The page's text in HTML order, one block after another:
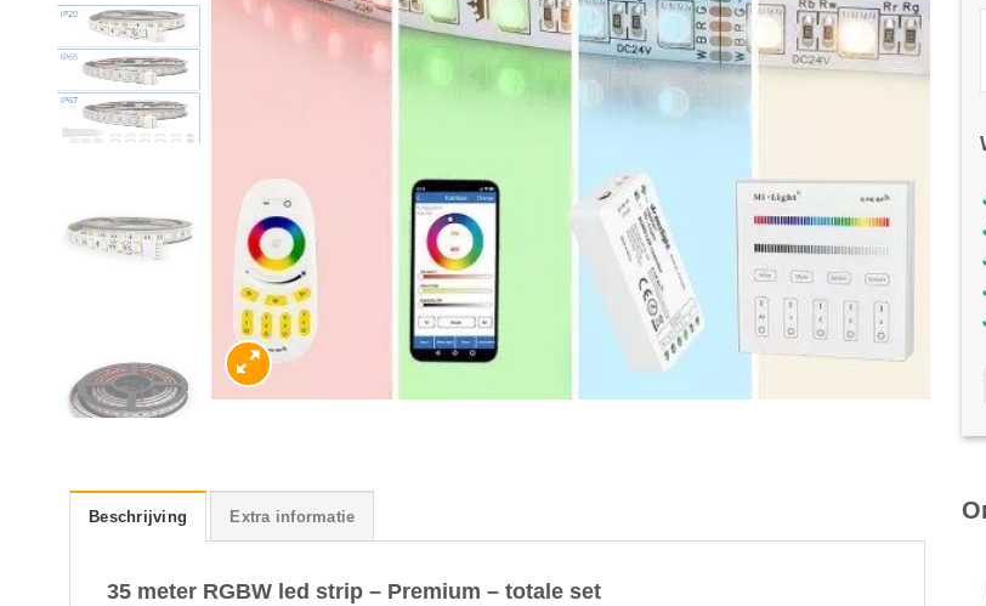
Beschrijving Extra informatie
35 meter RGBW led strip – Premium – totale set